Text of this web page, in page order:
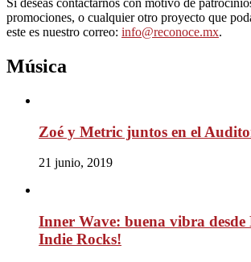
Si deseas contactarnos con motivo de
promociones, o cualquier otro proyecto que
este es nuestro correo: info@reconoce.mx.
Música
Zoé y Metric juntos en el
21 junio, 2019
Inner Wave: buena vibra desde
Indie Rocks!